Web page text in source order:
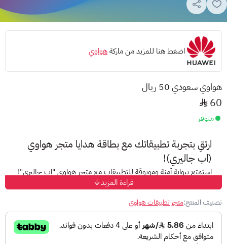
اضغط هنا للمزيد من ماركةهواوي
هواوي سعودي 50 ريال
60
متوفر
ارتقِ بتجربة تطبيقاتك مع بطاقة هدايا متجر هواوي
(اب جاليري)!
استمتع ببوابة آمنة وموثوقة للتطبيقات مع متجر هواوي "اب جاليري"!
ما يقدمه متجر هواوي "AppGallery":
أمان فائق: تمتع بتجربة آمنة وموثوقة مع ميزات الأمان المتقدمة في
متجر "AppGallery".
محتوى مناسب لجميع الأعمار: استكشف مجموعة واسعة من
قراءة المزيد
تصنيف المنتج:متجر تطبيقات هواوي